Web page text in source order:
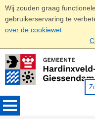
Wij zouden graag
gebruikerservaring te
over de cookiewet